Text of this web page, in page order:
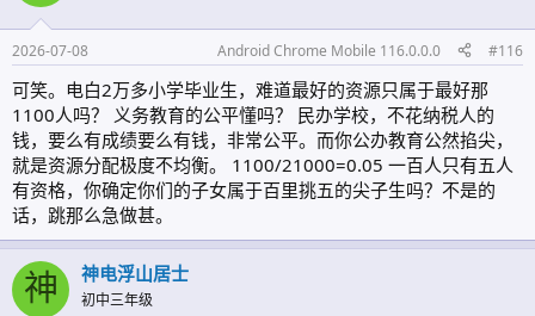
2026-07-08 Android Chrome Mobile 116.0.0.0 #116
可笑。电白2万多小学毕业生，难道最好的资源只属于最好那
1100人吗？ 义务教育的公平懂吗？ 民办学校，不花纳税人的
钱，要么有成绩要么有钱，非常公平。而你公办教育公然掐尖，
就是资源分配极度不均衡。 1100/21000=0.05 一百人只有五人
有资格，你确定你们的子女属于百里挑五的尖子生吗？不是的
话，跳那么急做甚。
神 神电浮山居士
初中三年级